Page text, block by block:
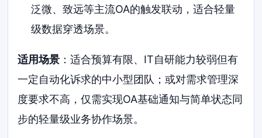
泛微、致远等主流OA的触发联动，适合轻量
级数据穿透场景。
适用场景 ：适合预算有限、IT自研能力较弱但有
一定自动化诉求的中小型团队；或对需求管理深
度要求不高，仅需实现OA基础通知与简单状态同
步的轻量级业务协作场景。